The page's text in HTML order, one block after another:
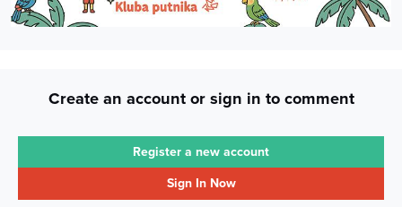
Create an account or sign in to comment
Register a new account
Sign In Now